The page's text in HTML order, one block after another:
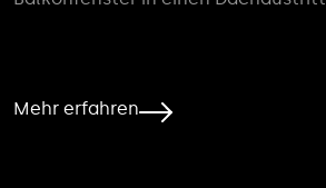
Mehr erfahren